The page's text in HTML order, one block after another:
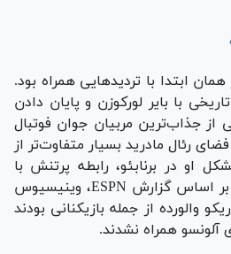
همان ابتدا با تردید‌هایی همراه بود.
با بایر لورکوزن و پایان دادن
از جذاب‌ترین مربیان جوان فوتبال
رئال مادرید بسیار متفاوت‌تر از
او در برنابئو، رابطه پرتنش با
ستاره‌های بزرگ تیم بود. بر اساس گزارش ESPN، وینیسیوس
والورده از جمله بازیکنانی بودند
همراه نشدند.